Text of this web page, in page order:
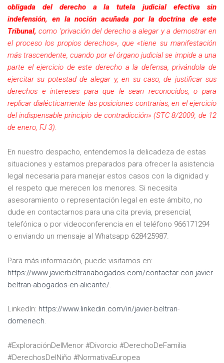
obligada del derecho a la tutela judicial efectiva sin
indefensión, en la noción acuñada por la doctrina de este
Tribunal,como ‘privación del derecho a alegar y a demostrar en
el proceso los propios derechos», que «tiene su manifestación
más trascendente, cuando por el órgano judicial se impide a una
parte el ejercicio de este derecho a la defensa, privándola de
ejercitar su potestad de alegar y, en su caso, de justificar sus
derechos e intereses para que le sean reconocidos, o para
replicar dialécticamente las posiciones contrarias, en el ejercicio
del indispensable principio de contradicción» (STC 8/2009, de 12
de enero, FJ 3).
En nuestro despacho, entendemos la delicadeza de estas
situaciones y estamos preparados para ofrecer la asistencia
legal necesaria para manejar estos casos con la dignidad y
el respeto que merecen los menores. Si necesita
asesoramiento o representación legal en este ámbito, no
dude en contactarnos para una cita previa, presencial,
telefónica o por videoconferencia en el teléfono 966171294
o enviando un mensaje al Whatsapp 628425987.
Para más información, puede visitarnos en:
https://www.javierbeltranabogados.com/contactar-con-javier-
beltran-abogados-en-alicante/
LinkedIn: https://www.linkedin.com/in/javier-beltran-
domenech.
#ExploraciónDelMenor #Divorcio #DerechoDeFamilia
#DerechosDelNiño #NormativaEuropea